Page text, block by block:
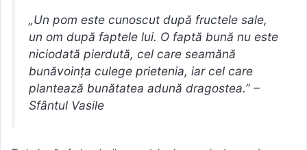
„Un pom este cunoscut după fructele sale,
un om după faptele lui. O faptă bună nu este
niciodată pierdută, cel care seamănă
bunăvoința culege prietenia, iar cel care
plantează bunătatea adună dragostea.” –
Sfântul Vasile